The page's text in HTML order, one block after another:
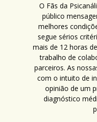
O Fãs da
público
melhores
segue sérios
mais de 12 horas
trabalho de
parceiros. As
com o intuito de
opinião de um
diagnóstico